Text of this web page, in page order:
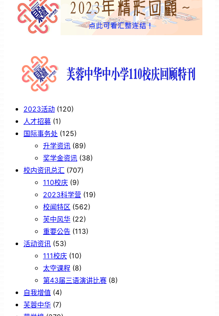
2023活动 (120)
人才招募 (1)
国际事务处 (125)
升学资讯 (89)
奖学金资讯 (38)
校内资讯总汇 (707)
110校庆 (9)
2023科学营 (19)
校闻特区 (562)
芙中风华 (22)
重要公告 (113)
活动资讯 (53)
111校庆 (10)
太空课程 (8)
第43届三语演讲比赛 (8)
自我增值 (4)
芙蓉中华 (7)